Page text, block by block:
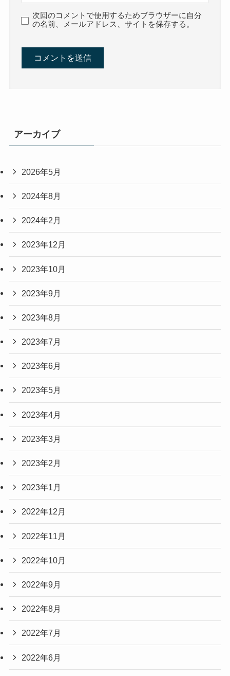
次回のコメントで使用するためブラウザーに自分
の名前、メールアドレス、サイトを保存する。
アーカイブ
2026年5月
2024年8月
2024年2月
2023年12月
2023年10月
2023年9月
2023年8月
2023年7月
2023年6月
2023年5月
2023年4月
2023年3月
2023年2月
2023年1月
2022年12月
2022年11月
2022年10月
2022年9月
2022年8月
2022年7月
2022年6月